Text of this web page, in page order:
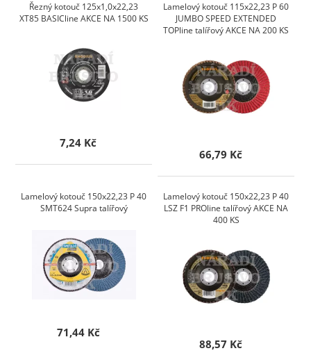
Řezný kotouč 125x1,0x22,23
XT85 BASICline AKCE NA 1500 KS
7,24 Kč
Lamelový kotouč 115x22,23 P 60
JUMBO SPEED EXTENDED
TOPline talířový AKCE NA 200 KS
66,79 Kč
Lamelový kotouč 150x22,23 P 40
SMT624 Supra talířový
71,44 Kč
Lamelový kotouč 150x22,23 P 40
LSZ F1 PROline talířový AKCE NA
400 KS
88,57 Kč